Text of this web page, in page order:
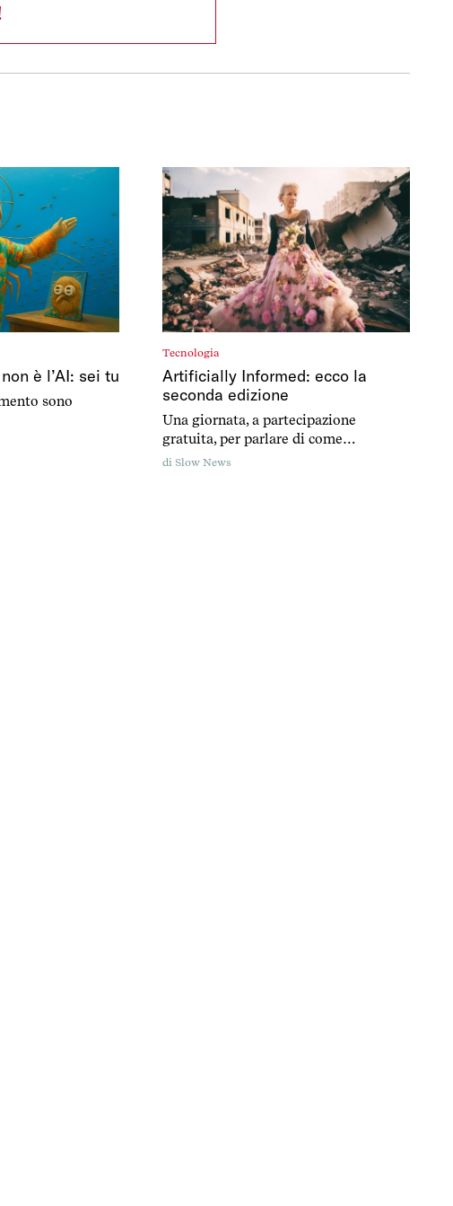
è l’AI: sei tu
sono
Tecnologia
Artificially Informed: ecco la
seconda edizione
Una giornata, a partecipazione
gratuita, per parlare di come
informiamo e di come ci informiamo
di Slow News